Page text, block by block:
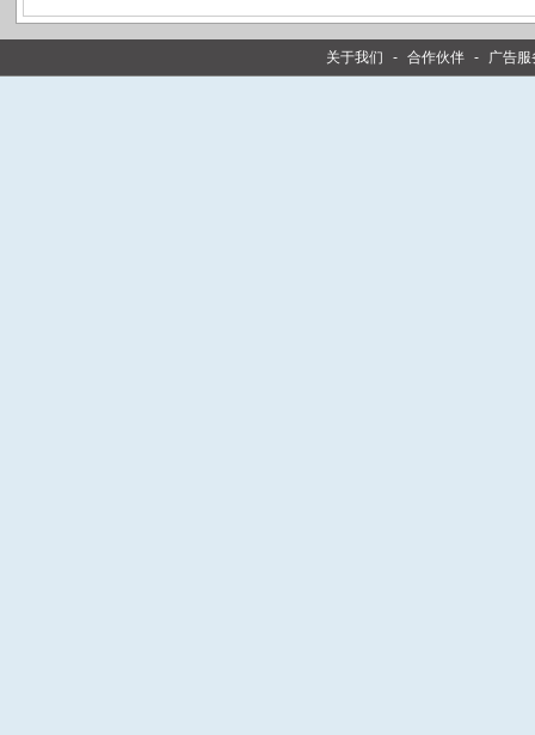
关于我们 - 合作伙伴 - 广告服